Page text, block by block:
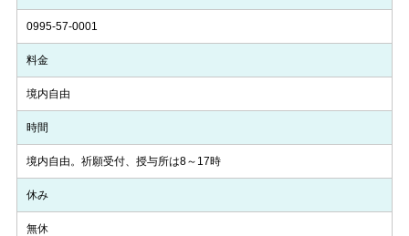
0995-57-0001
料金
境内自由
時間
境内自由。祈願受付、授与所は8～17時
休み
無休